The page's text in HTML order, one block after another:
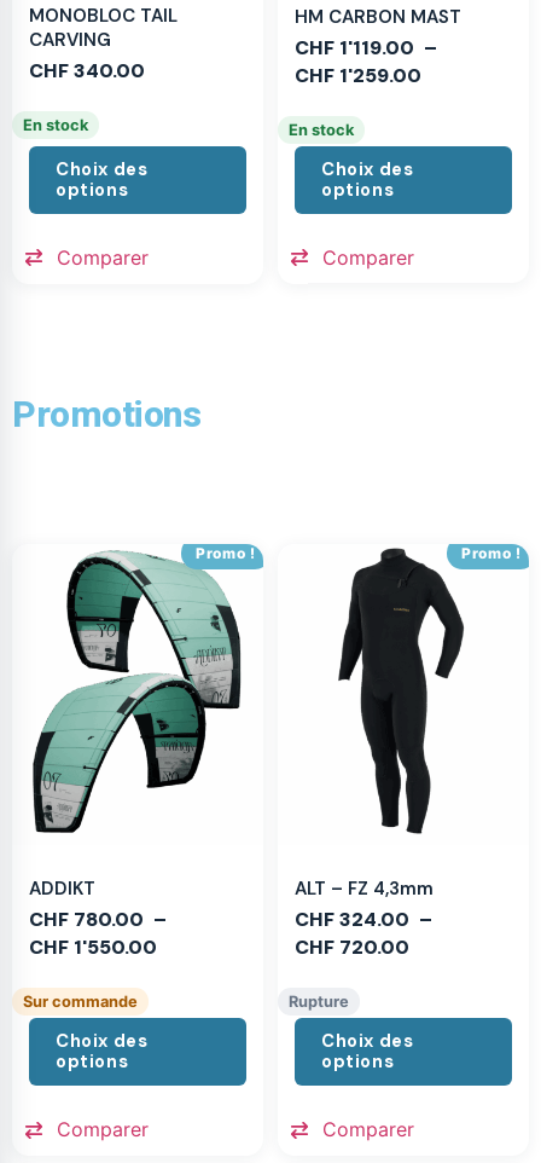
MONOBLOC TAIL
CARVING
CHF340.00
En stock
Choix des
options
Comparer
HM CARBON MAST
CHF 1'119.00 –
CHF 1'259.00
En stock
Choix des
options
Comparer
Promotions
Promo !
ADDIKT
CHF 780.00 –
CHF 1'550.00
Sur commande
Choix des
options
Comparer
Promo !
ALT – FZ 4,3mm
CHF324.00 –
CHF 720.00
Rupture
Choix des
options
Comparer